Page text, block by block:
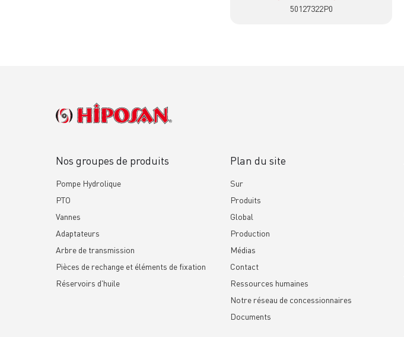
50127322P0
Nos groupes de produits
Pompe Hydrolique
PTO
Vannes
Adaptateurs
Arbre de transmission
Pièces de rechange et éléments de fixation
Réservoirs d'huile
Plan du site
Sur
Produits
Global
Production
Médias
Contact
Ressources humaines
Notre réseau de concessionnaires
Documents